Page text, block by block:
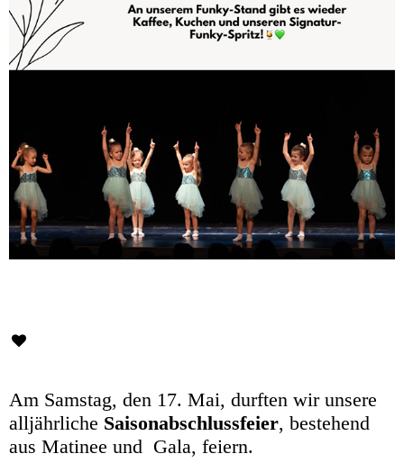
Am Samstag, den 17. Mai, durften wir unsere
alljährliche Saisonabschlussfeier, bestehend
aus Matinee und Gala, feiern.